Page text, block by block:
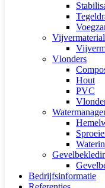
Vlonders
Hout
PVC
Bedrijfsinformatie